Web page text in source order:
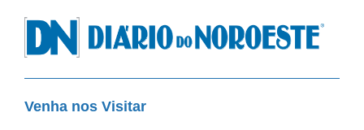
Venha nos Visitar